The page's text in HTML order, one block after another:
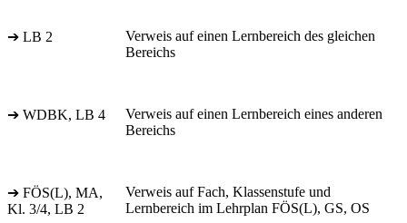
➔ LB 2
Verweis auf einen Lernbereich des gleichen
Bereichs
➔ WDBK, LB 4
Verweis auf einen Lernbereich eines anderen
Bereichs
➔ FÖS(L), MA,
Kl. 3/4, LB 2
Verweis auf Fach, Klassenstufe und
Lernbereich im Lehrplan FÖS(L), GS, OS